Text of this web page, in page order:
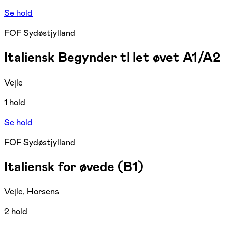
Se hold
FOF Sydøstjylland
Italiensk Begynder tl let øvet A1/A2
Vejle
1 hold
Se hold
FOF Sydøstjylland
Italiensk for øvede (B1)
Vejle, Horsens
2 hold